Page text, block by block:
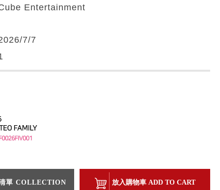
Entertainment
7/7
單 COLLECTION 放入購物車 ADD TO CART